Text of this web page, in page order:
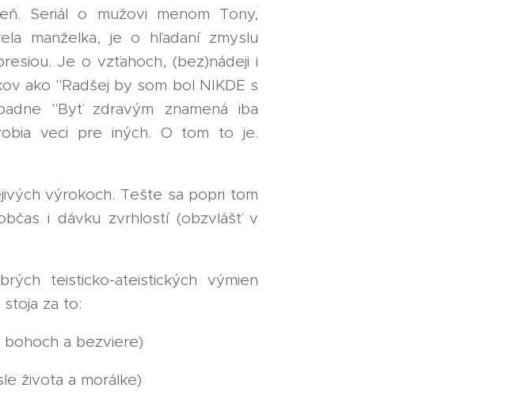
Seriál o mužovi menom Tony,
manželka, je o hľadaní zmyslu
Je o vzťahoch, (bez)nádeji i
ako "Radšej by som bol NIKDE s
"Byť zdravým znamená iba
veci pre iných. O tom to je.
výrokoch. Tešte sa popri tom
i dávku zvrhlostí (obzvlášť v
teisticko-ateistických výmien
za to:
bohoch a bezviere)
života a morálke)